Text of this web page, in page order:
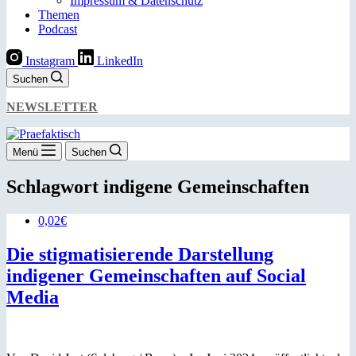
Themen
Podcast
Instagram LinkedIn
Suchen
NEWSLETTER
Menü Suchen
Schlagwort indigene Gemeinschaften
0,02€
Die stigmatisierende Darstellung
indigener Gemeinschaften auf Social
Media